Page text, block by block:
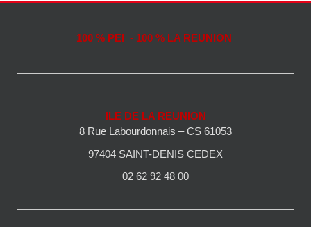
100 % PEI - 100 % LA REUNION
ILE DE LA REUNION
8 Rue Labourdonnais – CS 61053
97404 SAINT-DENIS CEDEX
02 62 92 48 00